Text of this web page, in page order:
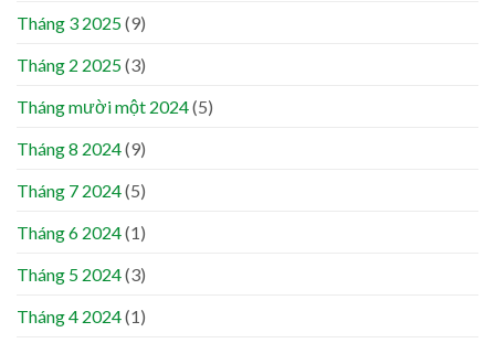
Tháng 3 2025(9)
Tháng 2 2025(3)
Tháng mười một 2024(5)
Tháng 8 2024(9)
Tháng 7 2024(5)
Tháng 6 2024(1)
Tháng 5 2024(3)
Tháng 4 2024(1)